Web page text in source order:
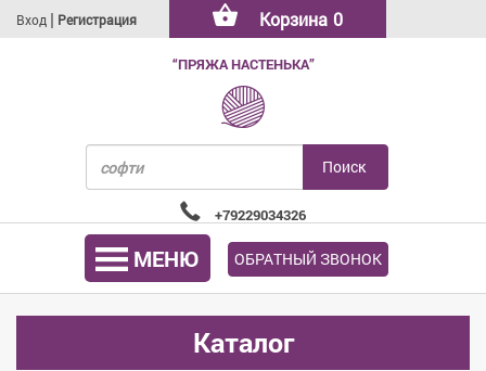
Вход | Регистрация Корзина 0
“ПРЯЖА НАСТЕНЬКА”
+79229034326
МЕНЮ ОБРАТНЫЙ ЗВОНОК
Каталог